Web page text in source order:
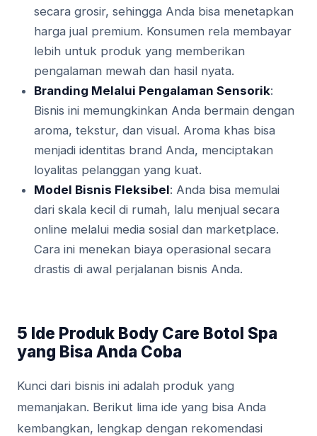
secara grosir, sehingga Anda bisa menetapkan
harga jual premium. Konsumen rela membayar
lebih untuk produk yang memberikan
pengalaman mewah dan hasil nyata.
Branding Melalui Pengalaman Sensorik:
Bisnis ini memungkinkan Anda bermain dengan
aroma, tekstur, dan visual. Aroma khas bisa
menjadi identitas brand Anda, menciptakan
loyalitas pelanggan yang kuat.
Model Bisnis Fleksibel: Anda bisa memulai
dari skala kecil di rumah, lalu menjual secara
online melalui media sosial dan marketplace.
Cara ini menekan biaya operasional secara
drastis di awal perjalanan bisnis Anda.
5 Ide Produk Body Care Botol Spa
yang Bisa Anda Coba
Kunci dari bisnis ini adalah produk yang
memanjakan. Berikut lima ide yang bisa Anda
kembangkan, lengkap dengan rekomendasi